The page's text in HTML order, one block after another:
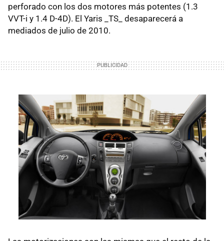
perforado con los dos motores más potentes (1.3
VVT-i y 1.4 D-4D). El Yaris _TS_ desaparecerá a
mediados de julio de 2010.